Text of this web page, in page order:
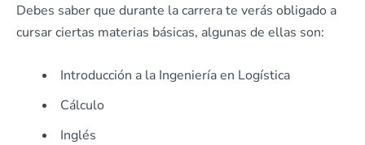
Debes saber que durante la carrera te verás obligado a
cursar ciertas materias básicas, algunas de ellas son:
Introducción a la Ingeniería en Logística
Cálculo
Inglés